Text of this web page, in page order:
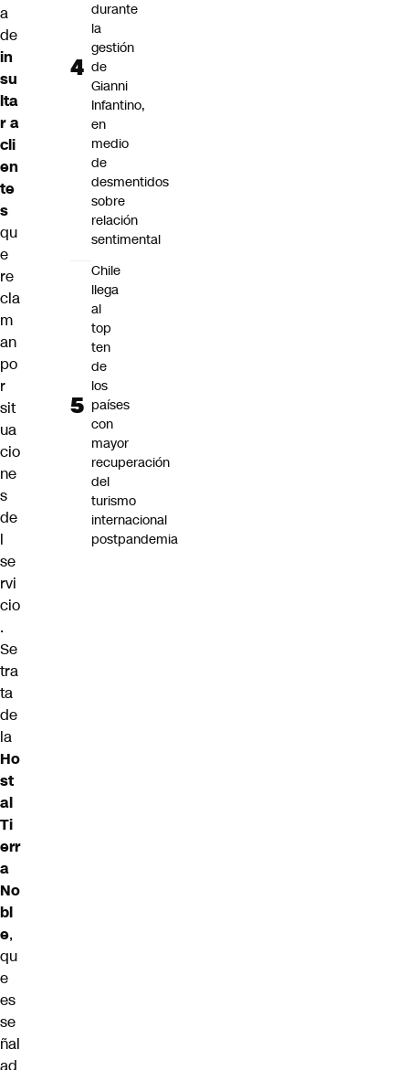
a
de
in
su
lta
r a
cli
en
te
s
qu
e
re
cla
m
an
po
r
sit
ua
cio
ne
s
de
l
se
rvi
cio
.
Se
tra
ta
de
la
Ho
st
al
Ti
err
a
No
bl
e,
qu
e
es
se
ñal
ad
durante
la
gestión
de
Gianni
Infantino,
en
medio
de
desmentidos
sobre
relación
sentimental
Chile
llega
al
top
ten
de
los
países
con
mayor
recuperación
del
turismo
internacional
postpandemia